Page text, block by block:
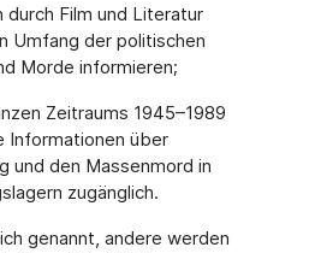
durch Film und Literatur
Umfang der politischen
Morde informieren;
Zeitraums 1945–1989
Informationen über
und den Massenmord in
zugänglich.
genannt, andere werden